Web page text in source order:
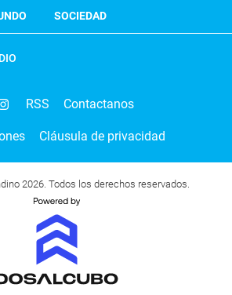
SOCIEDAD
RSS Contactanos
Cláusula de privacidad
2026. Todos los derechos reservados.